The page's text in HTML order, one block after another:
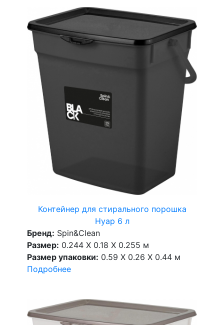
Контейнер для стирального порошка
Нуар 6 л
Бренд: Spin&Clean
Размер: 0.244 X 0.18 X 0.255 м
Размер упаковки: 0.59 X 0.26 X 0.44 м
Подробнее